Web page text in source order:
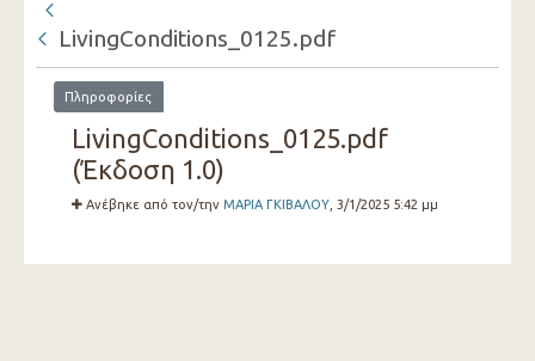
LivingConditions_0125.pdf
Πληροφορίες
LivingConditions_0125.pdf
(Έκδοση 1.0)
Ανέβηκε από τον/την ΜΑΡΙΑ ΓΚΙΒΑΛΟΥ, 3/1/2025 5:42 μμ